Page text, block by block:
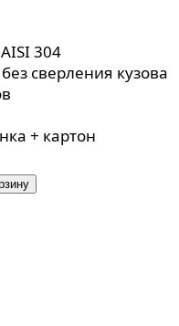
304
сверления кузова
+ картон